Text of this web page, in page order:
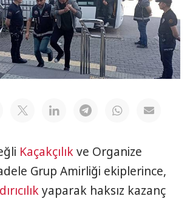
Kaçakçılıkve Organize
Grup Amirliği ekiplerince,
yaparak haksız kazanç